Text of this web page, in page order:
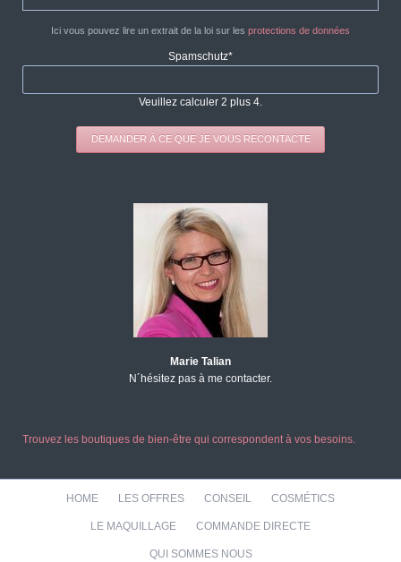
Ici vous pouvez lire un extrait de la loi sur les protections de données
Champ
Spamschutz*
Veuillez calculer 2 plus 4.
DEMANDER À CE QUE JE VOUS RECONTACTE
Marie Talian
N´hésitez pas à me contacter.
Trouvez les boutiques de bien-être qui correspondent à vos besoins.
Aller
contenu
HOME LES OFFRES CONSEIL COSMÉTICS
LE MAQUILLAGE COMMANDE DIRECTE
QUI SOMMES NOUS